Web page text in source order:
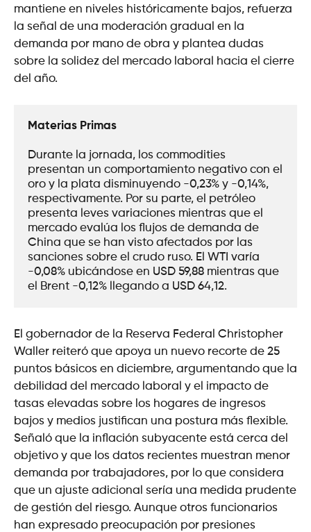
mantiene en niveles históricamente bajos, refuerza
la señal de una moderación gradual en la
demanda por mano de obra y plantea dudas
sobre la solidez del mercado laboral hacia el cierre
del año.
Materias Primas
Durante la jornada, los commodities
presentan un comportamiento negativo con el
oro y la plata disminuyendo -0,23% y -0,14%,
respectivamente. Por su parte, el petróleo
presenta leves variaciones mientras que el
mercado evalúa los flujos de demanda de
China que se han visto afectados por las
sanciones sobre el crudo ruso. El WTI varía
-0,08% ubicándose en USD 59,88 mientras que
el Brent -0,12% llegando a USD 64,12.
El gobernador de la Reserva Federal Christopher
Waller reiteró que apoya un nuevo recorte de 25
puntos básicos en diciembre, argumentando que la
debilidad del mercado laboral y el impacto de
tasas elevadas sobre los hogares de ingresos
bajos y medios justifican una postura más flexible.
Señaló que la inflación subyacente está cerca del
objetivo y que los datos recientes muestran menor
demanda por trabajadores, por lo que considera
que un ajuste adicional sería una medida prudente
de gestión del riesgo. Aunque otros funcionarios
han expresado preocupación por presiones